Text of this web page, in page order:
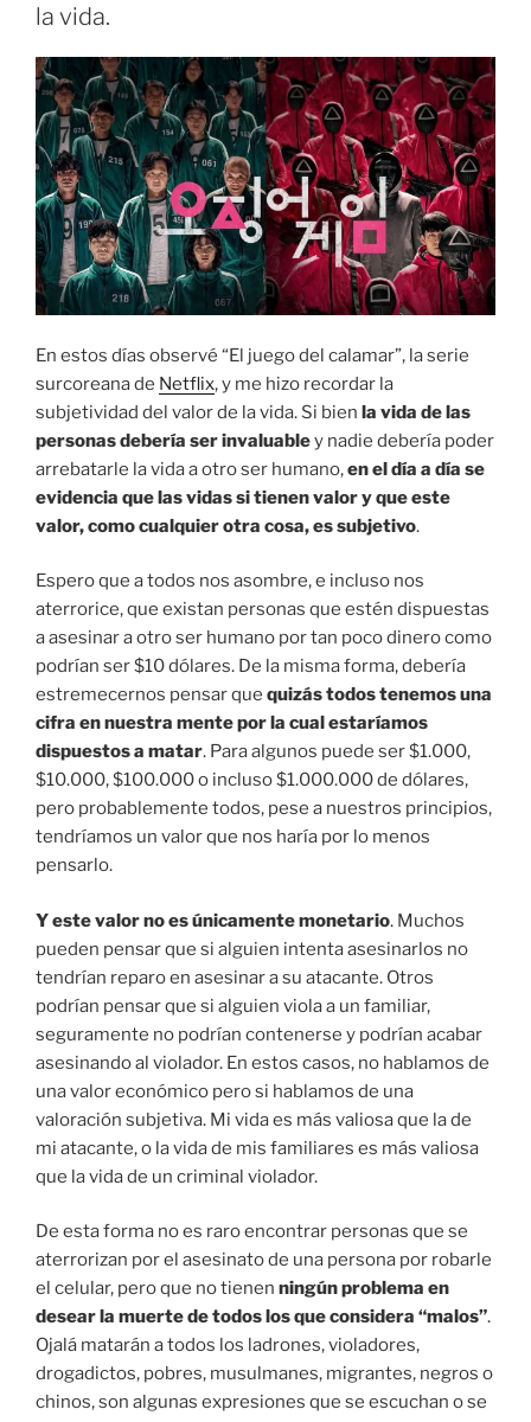
la vida.
En estos días observé “El juego del calamar”, la serie
surcoreana de Netflix, y me hizo recordar la
subjetividad del valor de la vida. Si bien la vida de las
personas debería ser invaluabley nadie debería poder
arrebatarle la vida a otro ser humano,en el día a día se
evidencia que las vidas si tienen valor y que este
valor, como cualquier otra cosa, es subjetivo.
Espero que a todos nos asombre, e incluso nos
aterrorice, que existan personas que estén dispuestas
a asesinar a otro ser humano por tan poco dinero como
podrían ser $10 dólares. De la misma forma, debería
estremecernos pensar que quizás todos tenemos una
cifra en nuestra mente por la cual estaríamos
dispuestos a matar. Para algunos puede ser $1.000,
$10.000, $100.000 o incluso $1.000.000 de dólares,
pero probablemente todos, pese a nuestros principios,
tendríamos un valor que nos haría por lo menos
pensarlo.
Y este valor no es únicamente monetario. Muchos
pueden pensar que si alguien intenta asesinarlos no
tendrían reparo en asesinar a su atacante. Otros
podrían pensar que si alguien viola a un familiar,
seguramente no podrían contenerse y podrían acabar
asesinando al violador. En estos casos, no hablamos de
una valor económico pero si hablamos de una
valoración subjetiva. Mi vida es más valiosa que la de
mi atacante, o la vida de mis familiares es más valiosa
que la vida de un criminal violador.
De esta forma no es raro encontrar personas que se
aterrorizan por el asesinato de una persona por robarle
el celular, pero que no tienen ningún problema en
desear la muerte de todos los que considera “malos”.
Ojalá matarán a todos los ladrones, violadores,
drogadictos, pobres, musulmanes, migrantes, negros o
chinos, son algunas expresiones que se escuchan o se